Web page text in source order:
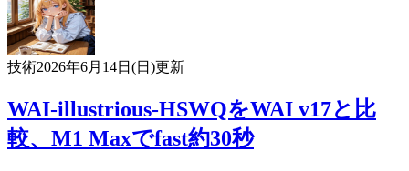
技術2026年6月14日(日)更新
WAI-illustrious-HSWQをWAI v17と比
較、M1 Maxでfast約30秒